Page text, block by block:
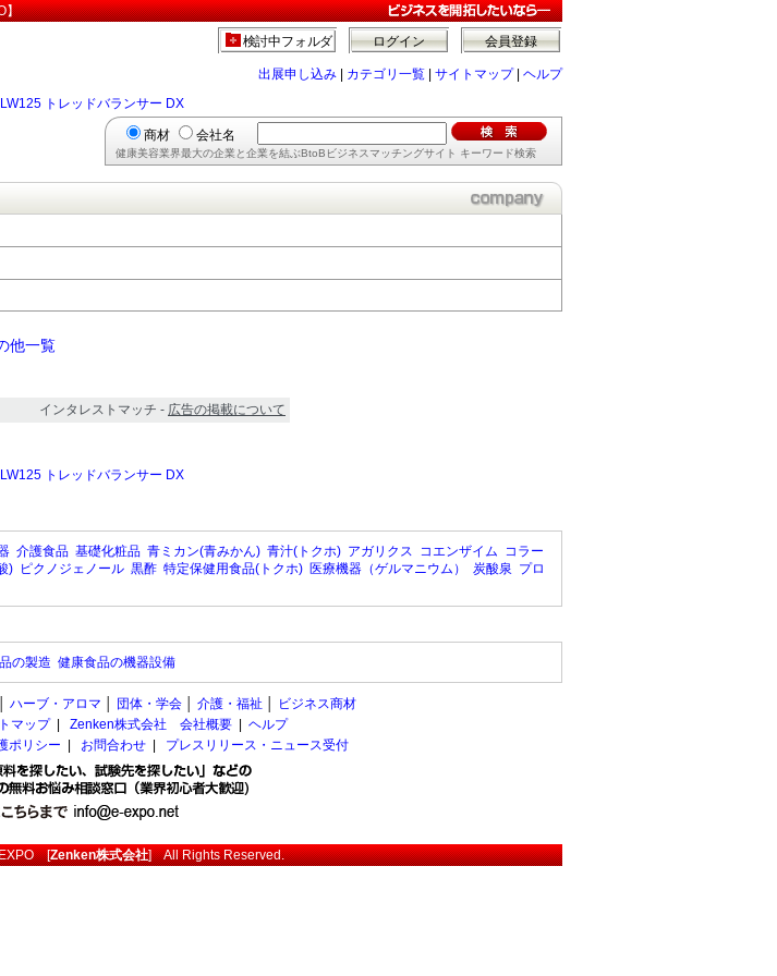
】
会員登録
ログイン
検討中フォルダ
出展申し込み カテゴリ一覧 サイトマップ| ヘルプ
LW125 トレッドバランサー DX
商材 会社名
健康美容業界最大の企業と企業を結ぶBtoBビジネスマッチングサイト キーワード検索
他一覧
インタレストマッチ - 広告の掲載について
LW125 トレッドバランサー DX
介護食品 基礎化粧品 青ミカン(青みかん) 青汁(トクホ) アガリクス コエンザイム コラー
) ピクノジェノール 黒酢 特定保健用食品(トクホ) 医療機器（ゲルマニウム） 炭酸泉 プロ
の製造 健康食品の機器設備
ハーブ・アロマ 団体・学会 介護・福祉
ビジネス商材
マップ| Zenken株式会社 会社概要
ヘルプ
ポリシー お問合わせ プレスリリース・ニュース受付
[Zenken株式会社] All Rights Reserved.